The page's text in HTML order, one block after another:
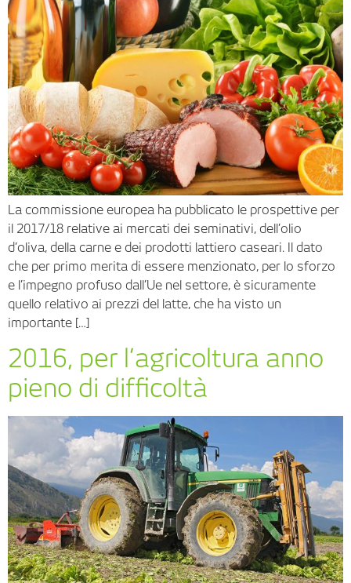
La commissione europea ha pubblicato le prospettive per
il 2017/18 relative ai mercati dei seminativi, dell’olio
d’oliva, della carne e dei prodotti lattiero caseari. Il dato
che per primo merita di essere menzionato, per lo sforzo
e l’impegno profuso dall’Ue nel settore, è sicuramente
quello relativo ai prezzi del latte, che ha visto un
importante […]
2016, per l’agricoltura anno
pieno di difficoltà